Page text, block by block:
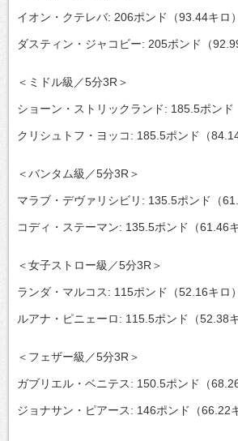
イオン・クテレバ: 206ポンド（93.44キロ）
ダスティン・ジャコビー: 205ポンド（
＜ミドル級／5分3R＞
ショーン・ストリックランド: 185.5ポンド
クリシュトフ・ヨッコ: 185.5ポンド（84.14
＜バンタム級／5分3R＞
マラブ・デヴァリシビリ: 135.5ポンド（
コディ・ステーマン: 135.5ポンド（61.46キ
＜女子ストロー級／5分3R＞
ランダ・マルコス: 115ポンド（52.16キロ）
ルアナ・ピニェーロ: 115.5ポンド（52.38キ
＜フェザー級／5分3R＞
ガブリエル・ベニテス: 150.5ポンド（68.26
ジョナサン・ピアース: 146ポンド（66.22